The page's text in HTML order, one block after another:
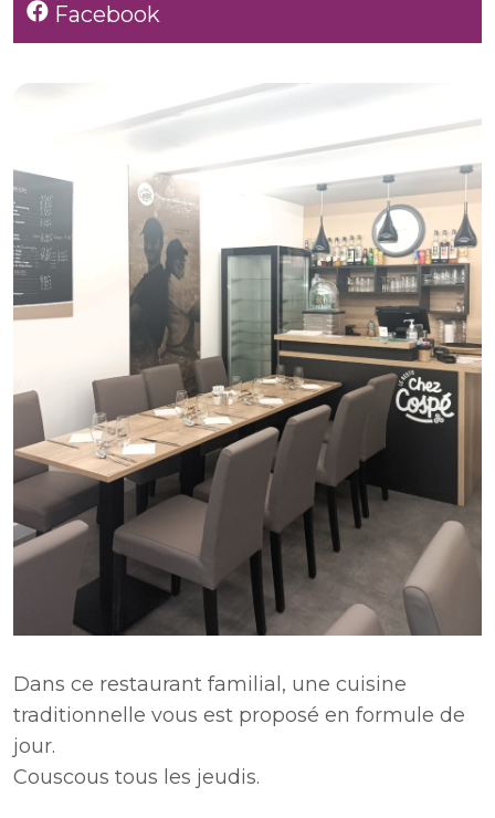
Dans ce restaurant familial, une cuisine
traditionnelle vous est proposé en formule de
jour.
Couscous tous les jeudis.
Facebook